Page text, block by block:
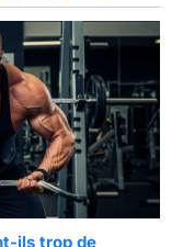
ils trop de